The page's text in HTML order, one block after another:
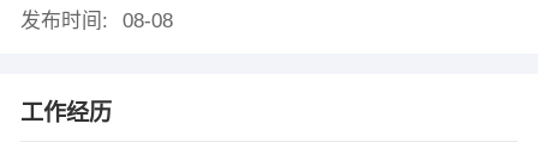
发布时间:
08-08
工作经历